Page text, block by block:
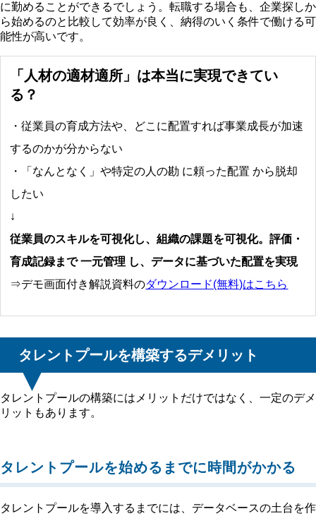
に勤めることができるでしょう。転職する場合も、企業探しか
ら始めるのと比較して効率が良く、納得のいく条件で働ける可
能性が高いです。
「人材の適材適所」は本当に実現できてい
る？
・従業員の育成方法や、どこに配置すれば事業成長が加速
するのかが分からない
・「なんとなく」や特定の人の勘 に頼った配置 から脱却
したい
↓
従業員のスキルを可視化し、組織の課題を可視化。評価・
育成記録まで 一元管理 し、データに基づいた配置を実現
⇒デモ画面付き解説資料のダウンロード(無料)はこちら
タレントプールを構築するデメリット
タレントプールの構築にはメリットだけではなく、一定のデメ
リットもあります。
タレントプールを始めるまでに時間がかかる
タレントプールを導入するまでには、データベースの土台を作